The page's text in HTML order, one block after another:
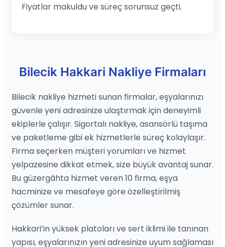
Fiyatlar makuldu ve süreç sorunsuz geçti.
Bilecik Hakkari Nakliye Firmaları
Bilecik nakliye hizmeti sunan firmalar, eşyalarınızı
güvenle yeni adresinize ulaştırmak için deneyimli
ekiplerle çalışır. Sigortalı nakliye, asansörlü taşıma
ve paketleme gibi ek hizmetlerle süreç kolaylaşır.
Firma seçerken müşteri yorumları ve hizmet
yelpazesine dikkat etmek, size büyük avantaj sunar.
Bu güzergâhta hizmet veren 10 firma, eşya
hacminize ve mesafeye göre özelleştirilmiş
çözümler sunar.
Hakkari’in yüksek platoları ve sert iklimi ile tanınan
yapısı, eşyalarınızın yeni adresinize uyum sağlaması